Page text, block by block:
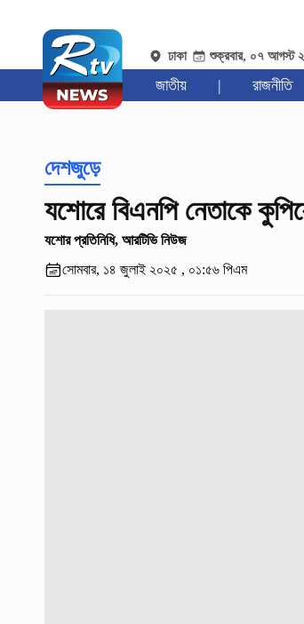
ঢাকা শুক্রবার, ০৭ আগস্ট
জাতীয় | রাজনীতি
দেশজুড়ে
যশোরে বিএনপি নেতাকে
যশোর প্রতিনিধি, আরটিভি নিউজ
সোমবার, ১৪ জুলাই ২০২৫ , ০১:৫৬ পিএম